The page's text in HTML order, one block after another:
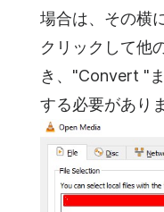
場合は、その横
クリックして他
き、"Convert "
する必要があり